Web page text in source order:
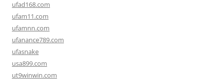
ufad168.com
ufam11.com
ufamnn.com
ufanance789.com
ufasnake
usa899.com
ut9winwin.com